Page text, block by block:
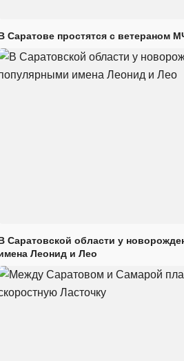
Саратове простятся с ветераном
Саратовской области у
Леонид и Лео